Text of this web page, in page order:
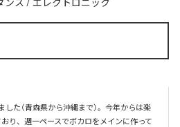
た（青森県から沖縄まで）。今年からは楽
り、週一ペースでボカロをメインに作って